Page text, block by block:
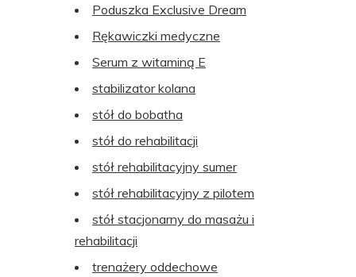
Poduszka Exclusive Dream
Rękawiczki medyczne
Serum z witaminą E
stabilizator kolana
stół do bobatha
stół do rehabilitacji
stół rehabilitacyjny sumer
stół rehabilitacyjny z pilotem
stół stacjonarny do masażu i
rehabilitacji
trenażery oddechowe